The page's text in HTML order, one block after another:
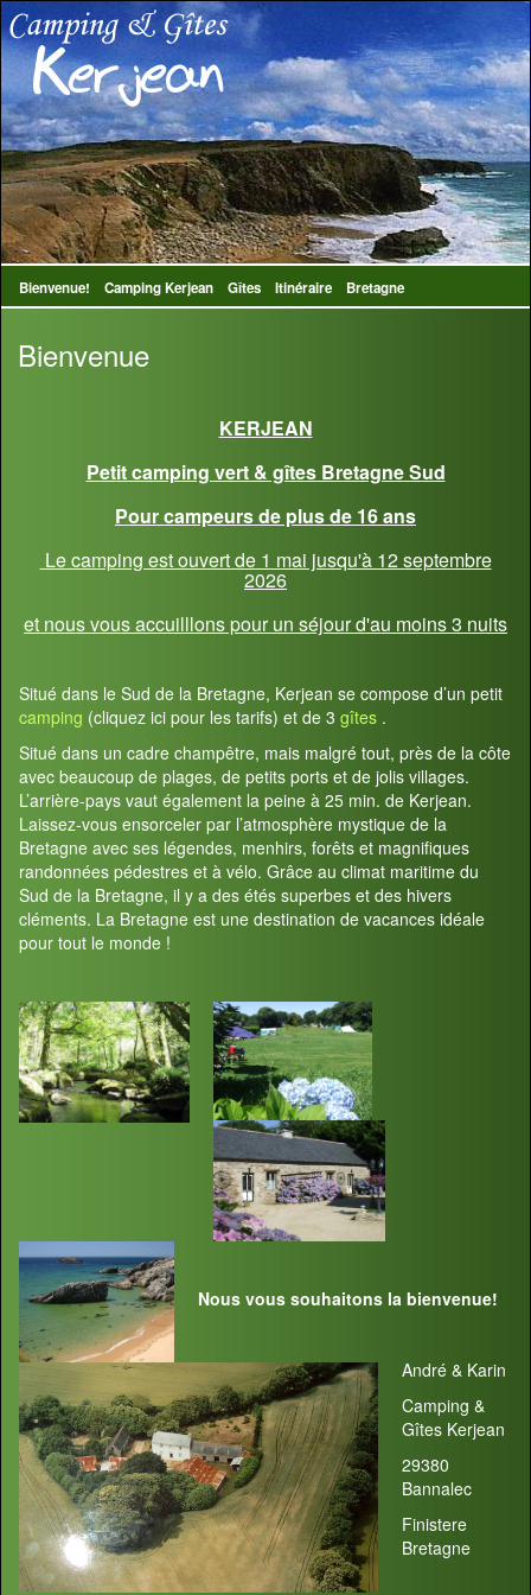
Bienvenue! Camping Kerjean Gîtes Itinéraire Bretagne
Bienvenue
KERJEAN
Petit camping vert & gîtes Bretagne Sud
Pour campeurs de plus de 16 ans
Le camping est ouvert de 1 mai jusqu'à 12 septembre
2026
et nous vous accuilllons pour un séjour d'au moins 3 nuits
Situé dans le Sud de la Bretagne, Kerjean se compose d’un petit
camping (cliquez ici pour les tarifs) et de 3 gîtes .
Situé dans un cadre champêtre, mais malgré tout, près de la côte
avec beaucoup de plages, de petits ports et de jolis villages.
L’arrière-pays vaut également la peine à 25 min. de Kerjean.
Laissez-vous ensorceler par l’atmosphère mystique de la
Bretagne avec ses légendes, menhirs, forêts et magnifiques
randonnées pédestres et à vélo. Grâce au climat maritime du
Sud de la Bretagne, il y a des étés superbes et des hivers
cléments. La Bretagne est une destination de vacances idéale
pour tout le monde !
Nous vous souhaitons la bienvenue!
André & Karin
Camping &
Gîtes Kerjean
29380
Bannalec
Finistere
Bretagne